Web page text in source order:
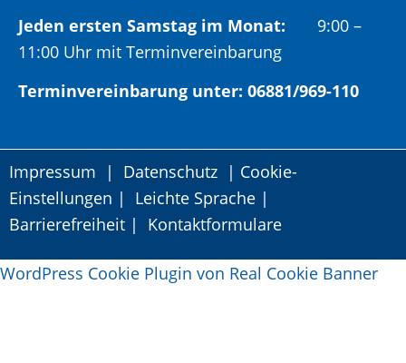
Jeden ersten Samstag im Monat: 9:00 –
11:00 Uhr mit Terminvereinbarung
Terminvereinbarung unter: 06881/969-110
Impressum | Datenschutz | Cookie-
Einstellungen | Leichte Sprache |
Barrierefreiheit | Kontaktformulare
WordPress Cookie Plugin von Real Cookie Banner